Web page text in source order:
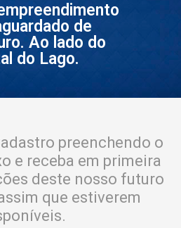
de
Ao lado do
do Lago.
preenchendo o
e receba em primeira
deste nosso futuro
que estiverem